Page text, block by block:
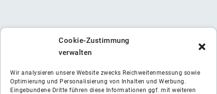
Cookie-Zustimmung
verwalten
Wir analysieren unsere Website zwecks Reichweitenmessung sowie
Optimierung und Personalisierung von Inhalten und Werbung.
Eingebundene Dritte führen diese Informationen ggf. mit weiteren